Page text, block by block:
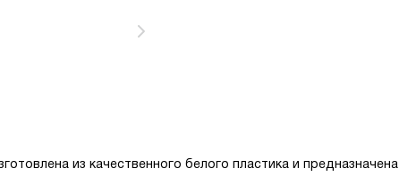
из качественного белого пластика и предназначена